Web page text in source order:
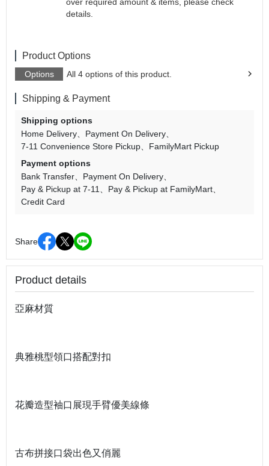
details.
Product Options
Options All 4 options of this product.
Shipping & Payment
Shipping options
Home Delivery
Payment On Delivery
7-11 Convenience Store Pickup
FamilyMart Pickup
Payment options
Bank Transfer
Payment On Delivery
Pay & Pickup at 7-11
Pay & Pickup at FamilyMart
Credit Card
Share
Product details
亞麻材質
典雅桃型領口搭配對扣
花瓣造型袖口展現手臂優美線條
古布拼接口袋出色又俏麗